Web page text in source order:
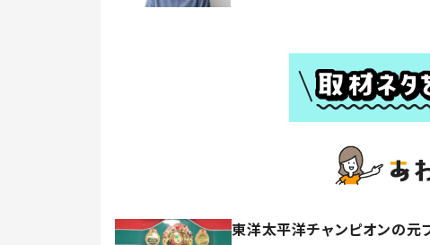
東洋太平洋チャンピオンの